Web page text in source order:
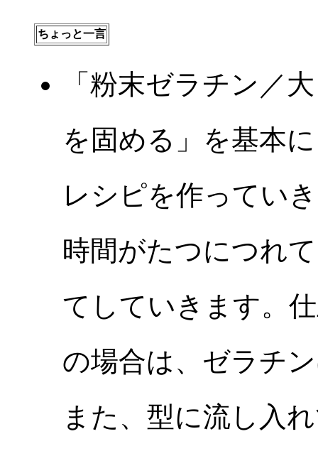
ちょっと一言
「粉末ゼラチン／
を固める」を基本
レシピを作ってい
時間がたつにつれ
てしていきます。
の場合は、ゼラチ
また、型に流し入